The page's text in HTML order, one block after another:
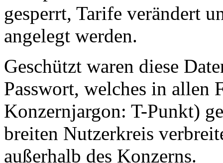
gesperrt, Tarife verändert
angelegt werden.
Geschützt waren diese
Passwort, welches in allen
Konzernjargon: T-Punkt)
breiten Nutzerkreis
außerhalb des Konzerns.